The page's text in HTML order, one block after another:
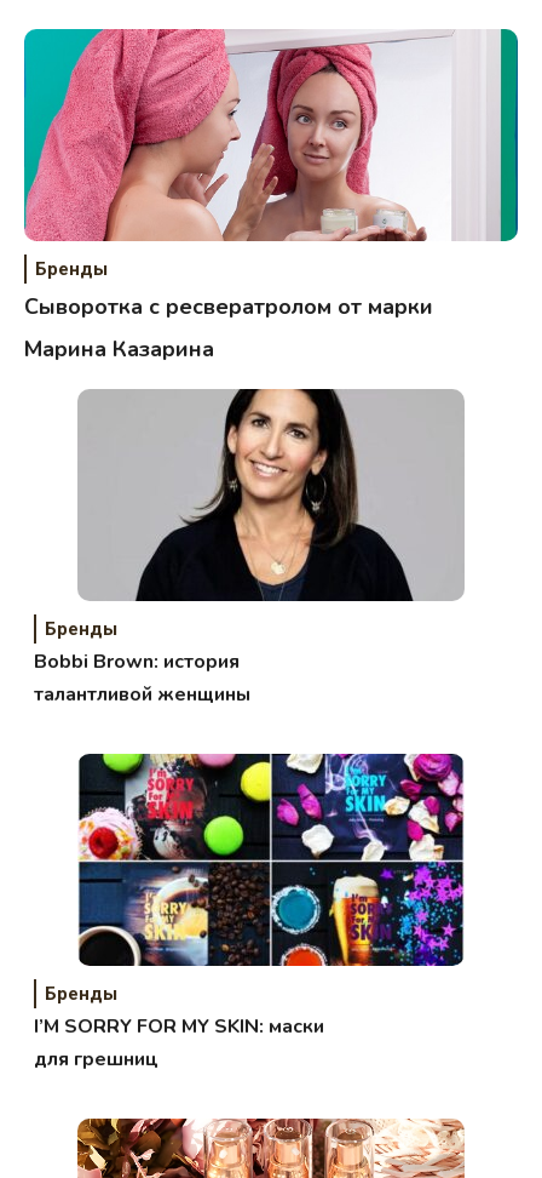
Бренды
Сыворотка с ресвератролом от марки
Марина Казарина
Бренды
Bobbi Brown: история
талантливой женщины
Бренды
I’M SORRY FOR MY SKIN: маски
для грешниц